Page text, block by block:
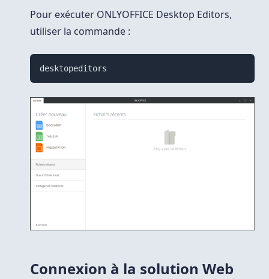
Pour exécuter ONLYOFFICE Desktop Editors,
utiliser la commande :
desktopeditors
Connexion à la solution Web